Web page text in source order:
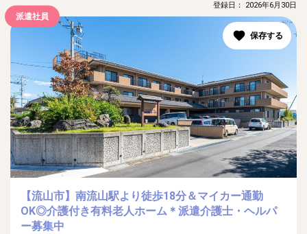
派遣社員
登録日： 2026年6月30日
【流山市】南流山駅より徒歩18分＆マイカー通勤
OK◎介護付き有料老人ホーム＊派遣介護士・ヘルパ
ー募集中